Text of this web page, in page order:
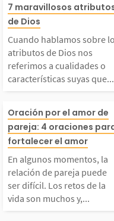
gozo la
amor de
los
nos
o
suyas que
a
pues
7 maravillosos
de Dios
Cuando hablamos sobre
atributos de Dios nos
referimos a cualidades o
características suyas que...
algunos
relación
ser
de la
Oración por el amor de
pareja: 4 oraciones
fortalecer el amor
En algunos momentos, la
relación de pareja puede
ser difícil. Los retos de la
vida son muchos y,...